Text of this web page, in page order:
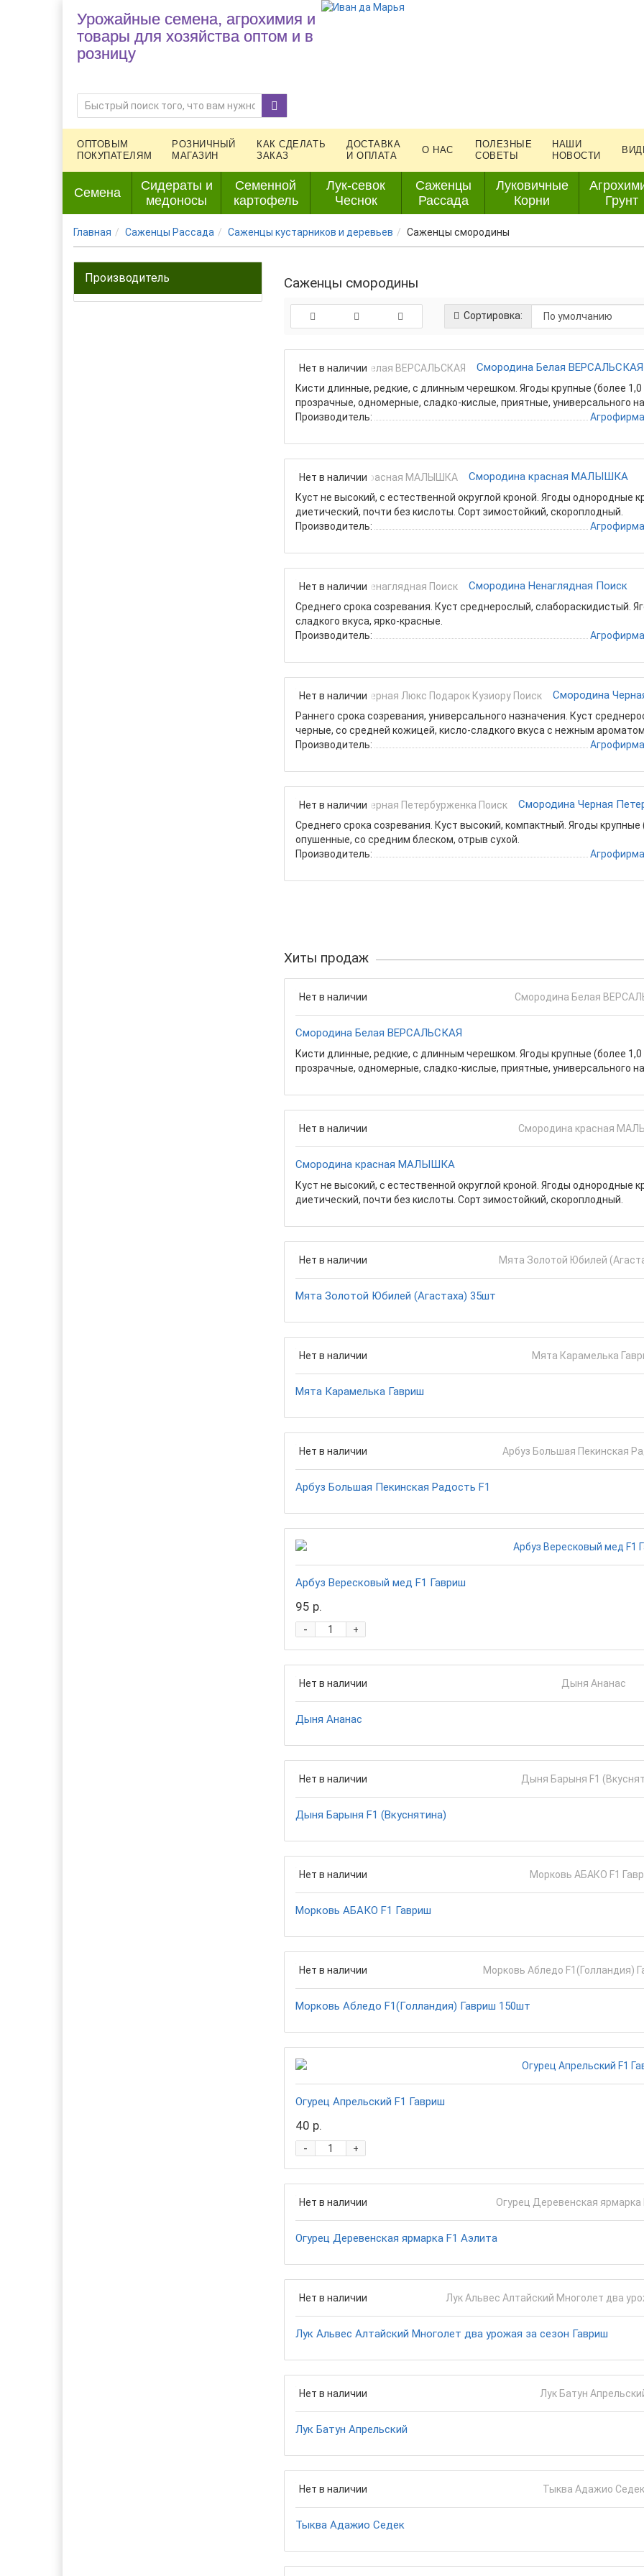
Урожайные семена, агрохимия и
товары для хозяйства оптом и в
розницу
ОПТОВЫМ
ПОКУПАТЕЛЯМ
РОЗНИЧНЫЙ
МАГАЗИН
КАК СДЕЛАТЬ
ЗАКАЗ
ДОСТАВКА
И ОПЛАТА
О НАС
ПОЛЕЗНЫЕ
СОВЕТЫ
НАШИ
НОВОСТИ
Семена
Сидераты и
медоносы
Семенной
картофель
Лук-севок
Чеснок
Саженцы
Рассада
Луковичные
Корни
Грунт
Главная Саженцы Рассада Саженцы кустарников и деревьев Саженцы смородины
Производитель Саженцы смородины
Сортировка:
Нет в наличии Смородина Белая ВЕРСАЛЬСКАЯ
Кисти длинные, редкие, с длинным черешком. Ягоды крупные (более
прозрачные, одномерные, сладко-кислые, приятные, универсального
Производитель:
Нет в наличии Смородина красная МАЛЫШКА
Куст не высокий, с естественной округлой кроной. Ягоды однородные
диетический, почти без кислоты. Сорт зимостойкий, скороплодный.
Производитель:
Нет в наличии Смородина Ненаглядная Поиск
Среднего срока созревания. Куст среднерослый, слабораскидистый.
сладкого вкуса, ярко-красные.
Производитель:
Нет в наличии Смородина
Раннего срока созревания, универсального назначения. Куст
черные, со средней кожицей, кисло-сладкого вкуса с нежным ароматом.
Производитель:
Нет в наличии Смородина Черная
Среднего срока созревания. Куст высокий, компактный. Ягоды крупные
опушенные, со средним блеском, отрыв сухой.
Производитель:
Хиты продаж
Нет в наличии
Смородина Белая ВЕРСАЛЬСКАЯ
Кисти длинные, редкие, с длинным черешком. Ягоды крупные (более
прозрачные, одномерные, сладко-кислые, приятные, универсального
Нет в наличии
Смородина красная МАЛЫШКА
Куст не высокий, с естественной округлой кроной. Ягоды однородные
диетический, почти без кислоты. Сорт зимостойкий, скороплодный.
Нет в наличии
Мята Золотой Юбилей (Агастаха) 35шт
Нет в наличии
Мята Карамелька Гавриш
Нет в наличии
Арбуз Большая Пекинская Радость F1
Арбуз Вересковый мед F1 Гавриш
95 р.
+
-
Нет в наличии
Дыня Ананас
Нет в наличии
Дыня Барыня F1 (Вкуснятина)
Нет в наличии
Морковь АБАКО F1 Гавриш
Нет в наличии
Морковь Абледо F1(Голландия) Гавриш 150шт
Огурец Апрельский F1 Гавриш
40 р.
+
-
Нет в наличии
Огурец Деревенская ярмарка F1 Аэлита
Нет в наличии
Лук Альвес Алтайский Многолет два урожая за сезон Гавриш
Нет в наличии
Лук Батун Апрельский
Нет в наличии
Тыква Адажио Седек